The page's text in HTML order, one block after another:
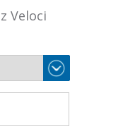
Veloci